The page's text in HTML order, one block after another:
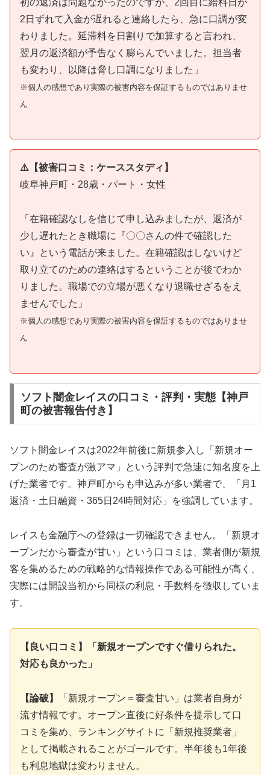
2日ずれて入金が遅れると連絡したら、急に口調が変
わりました。延滞料を日割りで加算すると言われ、
翌月の返済額が予告なく膨らんでいました。担当者
も変わり、以降は脅し口調になりました」
※個人の感想であり実際の被害内容を保証するものではありませ
ん
⚠️【被害口コミ：ケーススタディ】
岐阜神戸町・28歳・パート・女性
「在籍確認なしを信じて申し込みましたが、返済が
少し遅れたとき職場に『〇〇さんの件で確認した
い』という電話が来ました。在籍確認はしないけど
取り立てのための連絡はするということが後でわか
りました。職場での立場が悪くなり退職せざるをえ
ませんでした」
※個人の感想であり実際の被害内容を保証するものではありませ
ん
ソフト闇金レイスの口コミ・評判・実態【神戸
町の被害報告付き】
ソフト闇金レイスは2022年前後に新規参入し「新規オー
プンのため審査が激アマ」という評判で急速に知名度を上
げた業者です。神戸町からも申込みが多い業者で、「月1
返済・土日融資・365日24時間対応」を強調しています。
レイスも金融庁への登録は一切確認できません。「新規オ
ープンだから審査が甘い」という口コミは、業者側が新規
客を集めるための戦略的な情報操作である可能性が高く、
実際には開設当初から同様の利息・手数料を徴収していま
す。
【良い口コミ】「新規オープンですぐ借りられた。
対応も良かった」
【論破】
「新規オープン＝審査甘い」は業者自身が
流す情報です。オープン直後に好条件を提示して口
コミを集め、ランキングサイトに「新規推奨業者」
として掲載されることがゴールです。半年後も1年後
も利息地獄は変わりません。